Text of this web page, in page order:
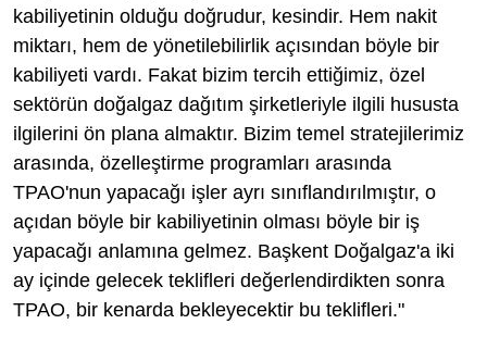
kabiliyetinin olduğu doğrudur, kesindir. Hem nakit
miktarı, hem de yönetilebilirlik açısından böyle bir
kabiliyeti vardı. Fakat bizim tercih ettiğimiz, özel
sektörün doğalgaz dağıtım şirketleriyle ilgili hususta
ilgilerini ön plana almaktır. Bizim temel stratejilerimiz
arasında, özelleştirme programları arasında
TPAO'nun yapacağı işler ayrı sınıflandırılmıştır, o
açıdan böyle bir kabiliyetinin olması böyle bir iş
yapacağı anlamına gelmez. Başkent Doğalgaz'a iki
ay içinde gelecek teklifleri değerlendirdikten sonra
TPAO, bir kenarda bekleyecektir bu teklifleri."